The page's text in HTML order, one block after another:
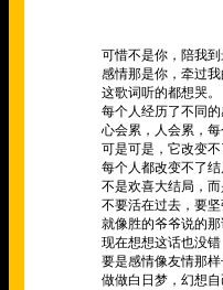
可惜不是你，陪我到
感情那是你，牵过我
这歌词听的都想哭。
每个人经历了不同的
心会累，人会累，
可是可是，它改变不
每个人都改变不了结
不是欢喜大结局，而
不要活在过去，要坚
就像胜的爷爷说的
现在想想这话也没
要是感情像友情那样
做做白日梦，幻想